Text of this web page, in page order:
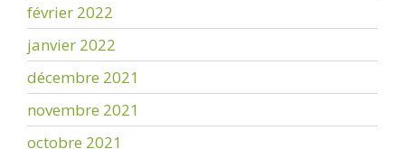
février 2022
janvier 2022
décembre 2021
novembre 2021
octobre 2021